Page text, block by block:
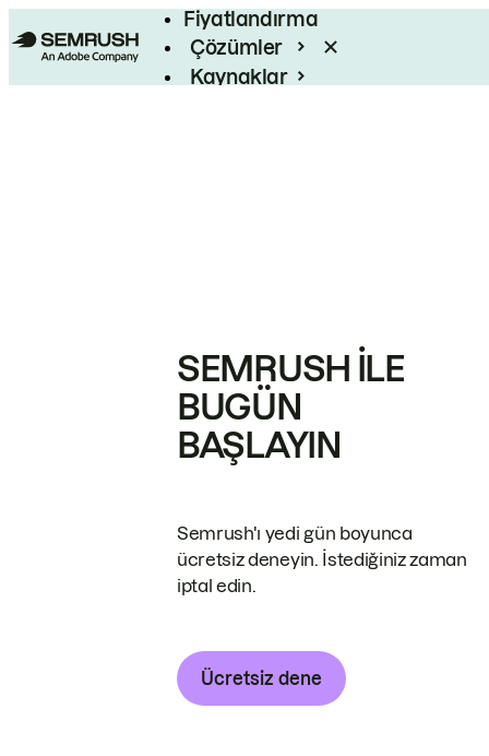
Fiyatlandırma
Çözümler
Kaynaklar
SEMRUSH ILE
BUGÜN
BAŞLAYIN
Semrush'ı yedi gün boyunca
ücretsiz deneyin. İstediğiniz zaman
iptal edin.
Ücretsiz dene